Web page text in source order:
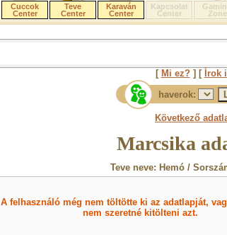
Cuccok
Center
Teve
Center
Karaván
Center
Kapcsolat
Center
Zone
[ Mi ez?] [ Írok
haverok:
Következő
Marcsika
Teve neve: Hemó /
A felhasználó még nem töltötte ki az adatlapját,
nem szeretné kitölteni azt.